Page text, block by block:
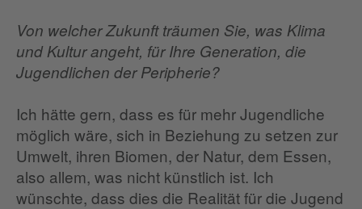
Von welcher Zukunft träumen Sie, was Klima
und Kultur angeht, für Ihre Generation, die
Jugendlichen der Peripherie?
Ich hätte gern, dass es für mehr Jugendliche
möglich wäre, sich in Beziehung zu setzen zur
Umwelt, ihren Biomen, der Natur, dem Essen,
also allem, was nicht künstlich ist. Ich
wünschte, dass dies die Realität für die Jugend